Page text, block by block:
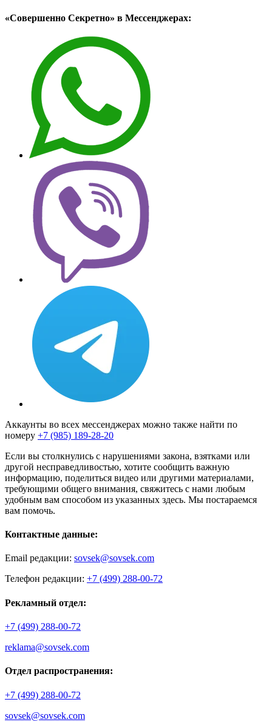
«Совершенно Секретно» в Мессенджерах:
Аккаунты во всех мессенджерах можно также найти по
номеру +7 (985) 189-28-20
Если вы столкнулись с нарушениями закона, взятками или
другой несправедливостью, хотите сообщить важную
информацию, поделиться видео или другими материалами,
требующими общего внимания, свяжитесь с нами любым
удобным вам способом из указанных здесь. Мы постараемся
вам помочь.
Контактные данные:
Email редакции: sovsek@sovsek.com
Телефон редакции: +7 (499) 288-00-72
Рекламный отдел:
+7 (499) 288-00-72
reklama@sovsek.com
Отдел распространения:
+7 (499) 288-00-72
sovsek@sovsek.com